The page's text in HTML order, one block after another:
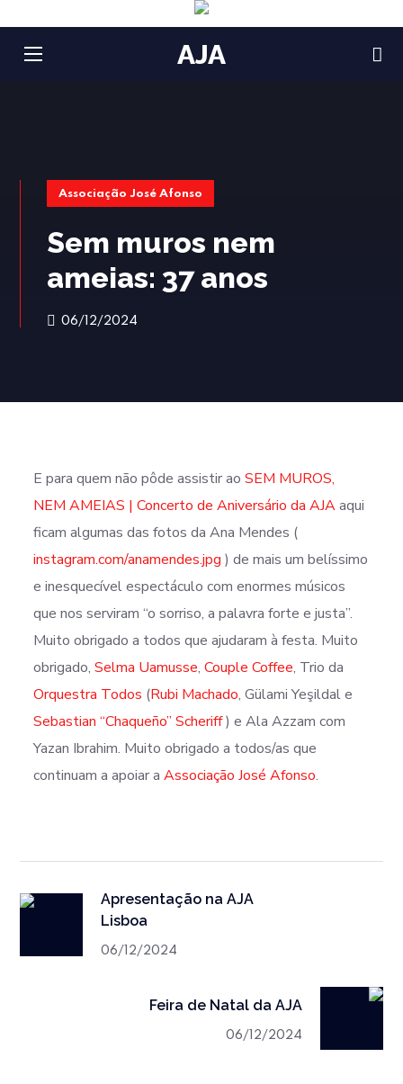
AJA
Associação José Afonso
Sem muros nem
ameias: 37 anos
06/12/2024
E para quem não pôde assistir aoSEM MUROS,
NEM AMEIAS | Concerto de Aniversário da AJAaqui
ficam algumas das fotos da Ana Mendes (
instagram.com/anamendes.jpg ) de mais um belíssimo
e inesquecível espectáculo com enormes músicos
que nos serviram “o sorriso, a palavra forte e justa”.
Muito obrigado a todos que ajudaram à festa. Muito
obrigado,Selma Uamusse,Couple Coffee, Trio da
Orquestra Todos (Rubi Machado, Gülami Yeşildal e
Sebastian “Chaqueño” Scheriff) e Ala Azzam com
Yazan Ibrahim. Muito obrigado a todos/as que
continuam a apoiar aAssociação José Afonso.
Apresentação na AJA
Lisboa
06/12/2024
Feira de Natal da AJA
06/12/2024